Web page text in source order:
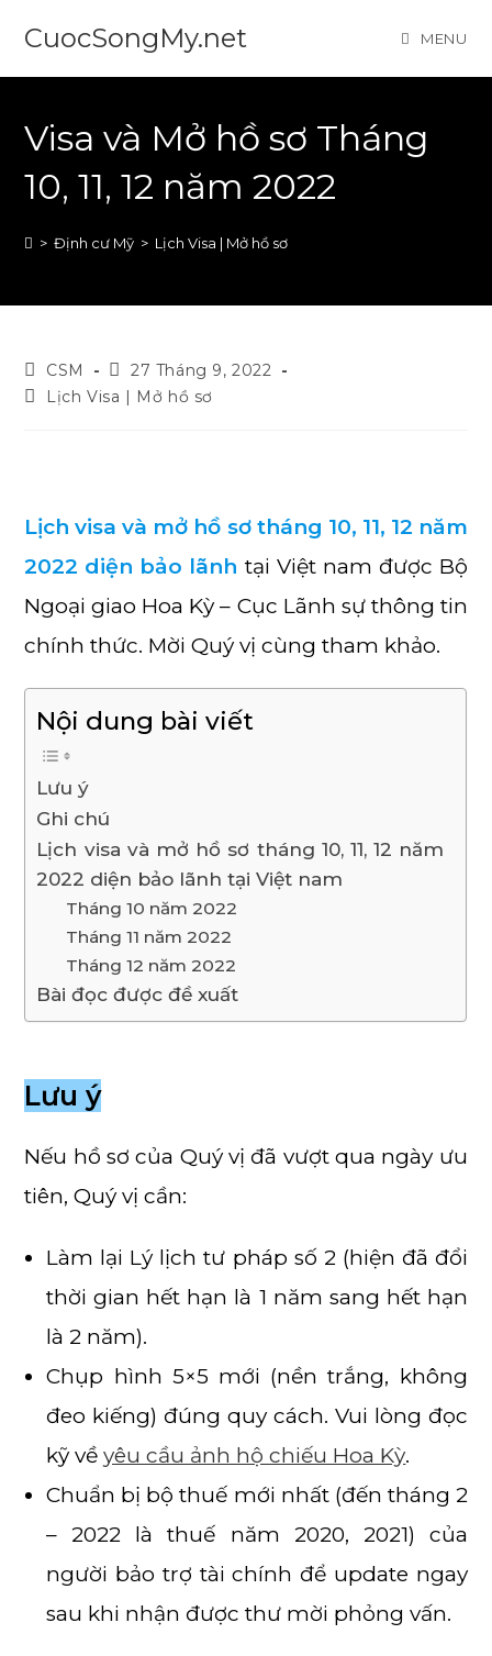
CuocSongMy.net MENU
Visa và Mở hồ sơ Tháng
10, 11, 12 năm 2022
> Định cư Mỹ > Lịch Visa | Mở hồ sơ
Post
author:
CSM
Post
published:
27 Tháng 9, 2022
PostLịch Visa | Mở hồ sơ
Lịch visa và mở hồ sơ tháng 10, 11, 12 năm
2022 diện bảo lãnh tại Việt nam được Bộ
Ngoại giao Hoa Kỳ – Cục Lãnh sự thông tin
chính thức. Mời Quý vị cùng tham khảo.
Nội dung bài viết
Lưu ý
Ghi chú
Lịch visa và mở hồ sơ tháng 10, 11, 12 năm
2022 diện bảo lãnh tại Việt nam
Tháng 10 năm 2022
Tháng 11 năm 2022
Tháng 12 năm 2022
Bài đọc được đề xuất
Lưu ý
Nếu hồ sơ của Quý vị đã vượt qua ngày ưu
tiên, Quý vị cần:
Làm lại Lý lịch tư pháp số 2 (hiện đã đổi
thời gian hết hạn là 1 năm sang hết hạn
là 2 năm).
Chụp hình 5×5 mới (nền trắng, không
đeo kiếng) đúng quy cách. Vui lòng đọc
kỹ vềyêu cầu ảnh hộ chiếu Hoa Kỳ.
Chuẩn bị bộ thuế mới nhất (đến tháng 2
– 2022 là thuế năm 2020, 2021) của
người bảo trợ tài chính để update ngay
sau khi nhận được thư mời phỏng vấn.